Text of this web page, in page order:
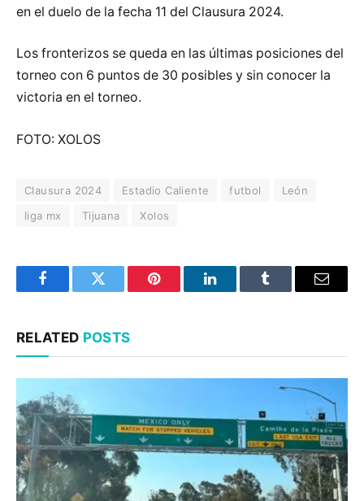
en el duelo de la fecha 11 del Clausura 2024.
Los fronterizos se queda en las últimas posiciones del
torneo con 6 puntos de 30 posibles y sin conocer la
victoria en el torneo.
FOTO: XOLOS
Clausura 2024 Estadio Caliente futbol
León
liga mx
Tijuana Xolos
FacebookTwitter Pinterest LinkedInTumblr Email
RELATED POSTS